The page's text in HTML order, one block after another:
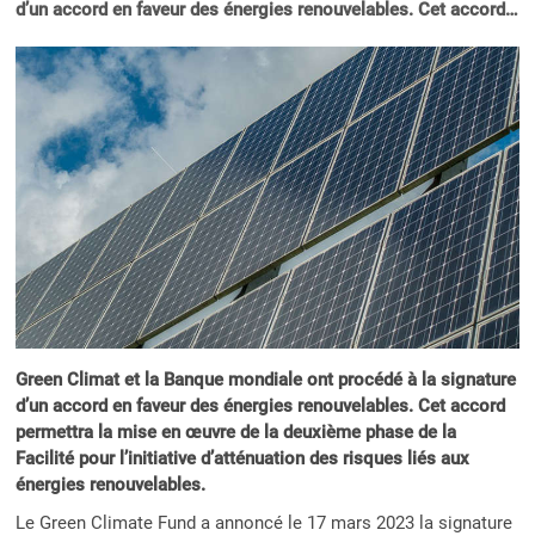
d’un accord en faveur des énergies renouvelables. Cet accord…
Green Climat et la Banque mondiale ont procédé à la signature
d’un accord en faveur des énergies renouvelables. Cet accord
permettra la mise en œuvre de la deuxième phase de la
Facilité pour l’initiative d’atténuation des risques liés aux
énergies renouvelables.
Le Green Climate Fund a annoncé le 17 mars 2023 la signature